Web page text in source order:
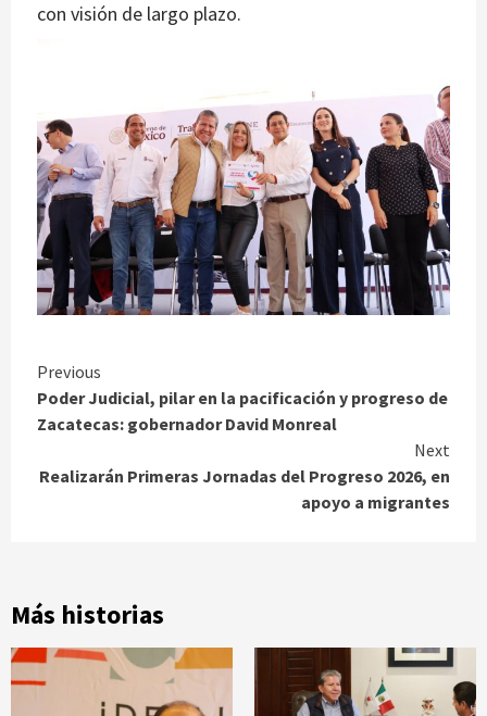
con visión de largo plazo.
Continue
Reading
Previous
Poder Judicial, pilar en la pacificación y progreso de
Zacatecas: gobernador David Monreal
Next
Realizarán Primeras Jornadas del Progreso 2026, en
apoyo a migrantes
Más historias